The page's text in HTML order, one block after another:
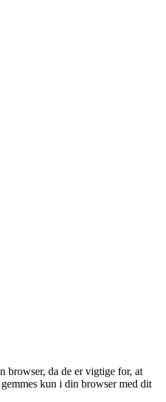
browser, da de er vigtige for, at
kun i din browser med dit